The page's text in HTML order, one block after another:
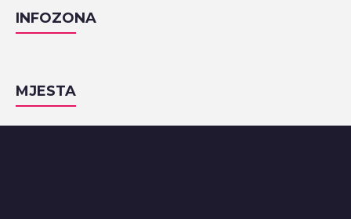
INFOZONA
MJESTA